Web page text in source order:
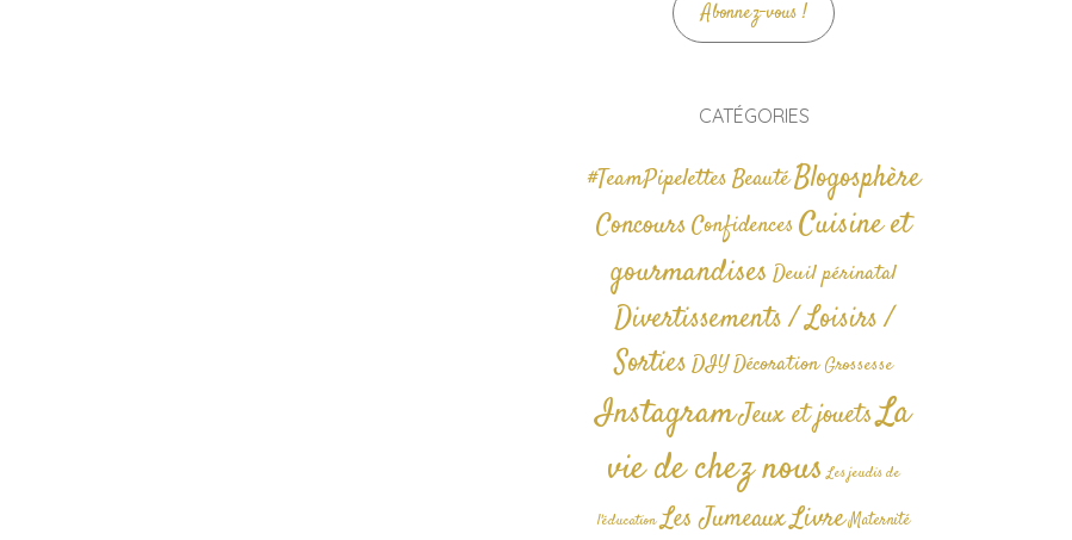
Abonnez-vous !
CATÉGORIES
#TeamPipelettesBeautéBlogosphère
ConcoursConfidences Cuisine et
gourmandises Deuil périnatal
Divertissements / Loisirs /
SortiesDIYDécoration Grossesse
InstagramJeux et jouetsLa
vie de chez nous Les jeudis de
l'éducation Les JumeauxLivre Maternité